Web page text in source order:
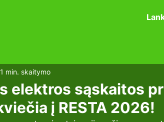
elektros sąskaitos
į RESTA 2026!
1 min. skaitymo